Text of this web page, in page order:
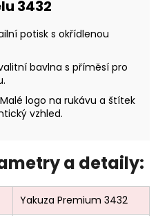
3432
potisk s okřídlenou
bavlna s příměsí pro
Malé logo na rukávu a štítek
vzhled.
a detaily:
Yakuza Premium 3432